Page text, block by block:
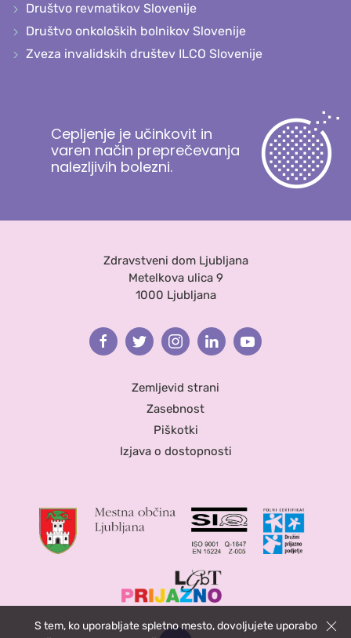
Društvo revmatikov Slovenije
Društvo onkoloških bolnikov Slovenije
Zveza invalidskih društev ILCO Slovenije
Cepljenje je učinkovit in
varen način preprečevanja
nalezljivih bolezni.
Zdravstveni dom Ljubljana
Metelkova ulica 9
1000 Ljubljana
FacebookTwitterInstagramLinkedinYoutube
Zemljevid strani
Zasebnost
Piškotki
Izjava o dostopnosti
S tem, ko uporabljate spletno mesto, dovoljujete uporabo
Zapri